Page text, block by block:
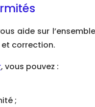
aide sur
correction.
, vous pouvez :
;